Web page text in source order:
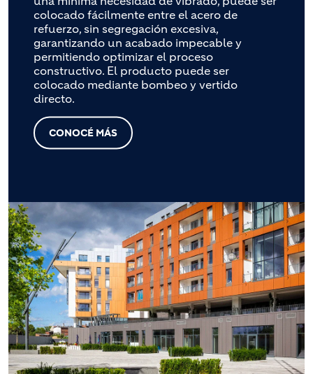
colocado fácilmente entre el acero de
refuerzo, sin segregación excesiva,
garantizando un acabado impecable y
permitiendo optimizar el proceso
constructivo. El producto puede ser
colocado mediante bombeo y vertido
directo.
CONOCÉ MÁS